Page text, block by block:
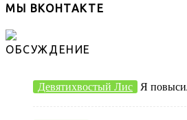
МЫ ВКОНТАКТЕ
ОБСУЖДЕНИЕ
Девятихвостый Лис Я